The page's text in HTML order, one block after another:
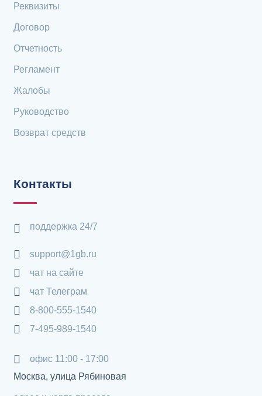
Реквизиты
Договор
Отчетность
Регламент
Жалобы
Руководство
Возврат средств
Контакты
поддержка 24/7
support@1gb.ru
чат на сайте
чат Телеграм
8-800-555-1540
7-495-989-1540
офис 11:00 - 17:00
Москва, улица Рябиновая